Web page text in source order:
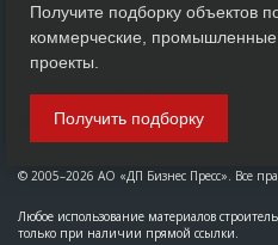
© 2005–2026 АО «ДП Бизнес Пресс». Все
Любое использование материалов
только при наличии прямой ссылки.
Получите подборку объектов
коммерческие, промышленные
проекты.
Получить подборку